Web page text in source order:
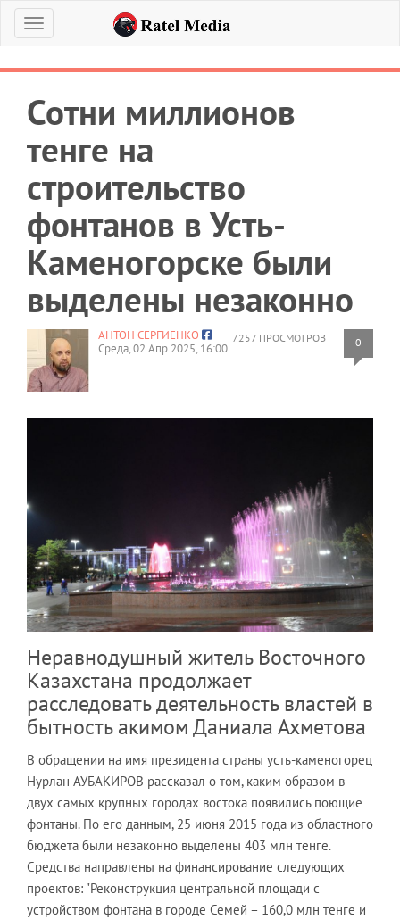
Меню
Сотни миллионов
тенге на
строительство
фонтанов в Усть-
Каменогорске были
выделены незаконно
7257 ПРОСМОТРОВ 0
АНТОН СЕРГИЕНКО
Среда, 02 Апр 2025, 16:00
Неравнодушный житель Восточного
Казахстана продолжает
расследовать деятельность властей в
бытность акимом Даниала Ахметова
В обращении на имя президента страны усть-каменогорец
Нурлан АУБАКИРОВ рассказал о том, каким образом в
двух самых крупных городах востока появились поющие
фонтаны. По его данным, 25 июня 2015 года из областного
бюджета были незаконно выделены 403 млн тенге.
Средства направлены на финансирование следующих
проектов: "Реконструкция центральной площади с
устройством фонтана в городе Семей – 160,0 млн тенге и